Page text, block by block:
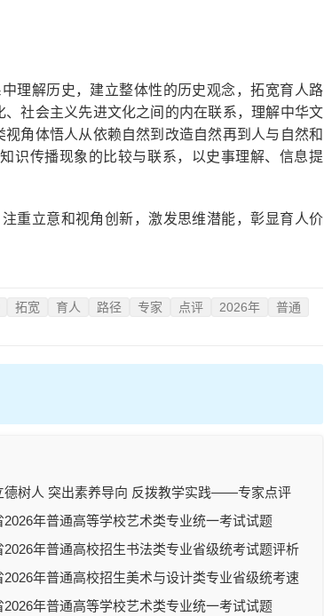
解历史，建立整体性的历史观念，拓宽育人路
社会主义先进文化之间的内在联系，理解中华文
角体悟人从依赖自然到改造自然再到人与自然和
识传播现象的比较与联系，以史事理解、信息提
立意和视角创新，激发思维潜能，彰显育人价
拓宽 育人 路径 专家 点评 2026年
普通
德树人 突出素养导向 反拨教学实践——专家点评
海春考英语暨“外语一考”（笔试）试卷
2026年普通高等学校艺术类专业统一考试试题
2026年普通高校招生书法类专业省级统考试题评析
2026年普通高校招生美术与设计类专业省级统考速
析
2026年普通高等学校艺术类专业统一考试试题